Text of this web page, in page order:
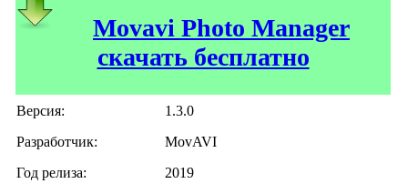
Movavi Photo Manager
скачать бесплатно
Версия:
1.3.0
Разработчик:
MovAVI
Год релиза:
2019